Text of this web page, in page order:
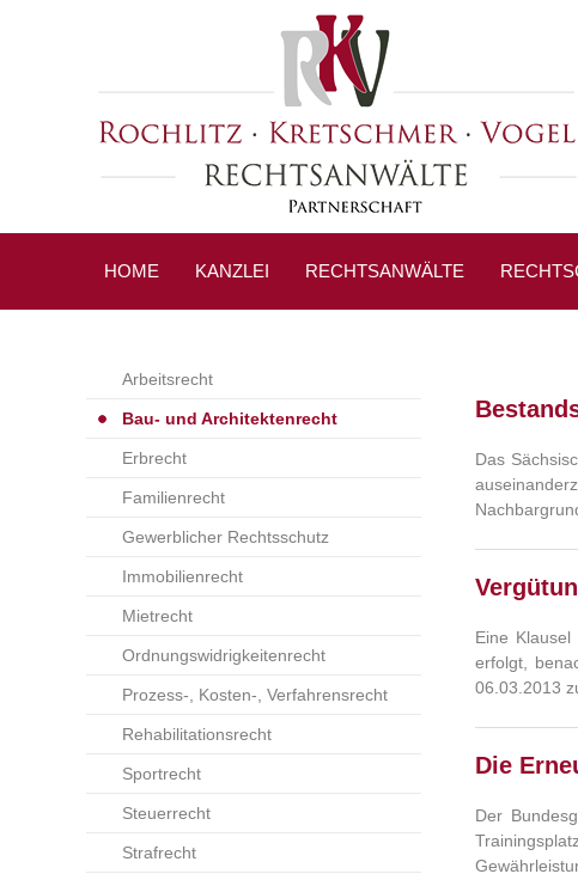
HOME KANZLEI RECHTSANWÄLTE
Arbeitsrecht
Bau- und Architektenrecht
Erbrecht
Familienrecht
Gewerblicher Rechtsschutz
Immobilienrecht
Mietrecht
Ordnungswidrigkeitenrecht
Prozess-, Kosten-, Verfahrensrecht
Rehabilitationsrecht
Sportrecht
Steuerrecht
Strafrecht
Das
Eine
erfolgt,
06.03.2013
Die
Der